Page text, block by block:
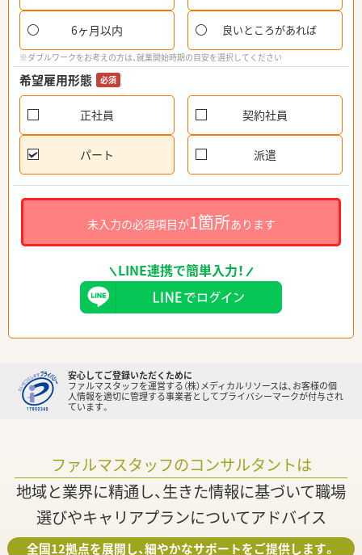
6ヶ月以内 良いところがあれば
※ダブルワークをお考えの方は、就業開始時期の目安を選択してください
希望雇用形態 必須
正社員 契約社員
パート 派遣
未入力の必須項目が1箇所あります
LINE連携で簡単入力！
安心してご登録いただくために
ファルマスタッフを運営する（株）メディカルリソースは、お客様の個
人情報を適切に管理する事業者としてプライバシーマークが付与され
ています。
ファルマスタッフのコンサルタントは
地域と業界に精通し、生きた情報に基づいて職場
選びやキャリアプランについてアドバイス
全国12拠点を展開し、細やかなサポートをご提供します。